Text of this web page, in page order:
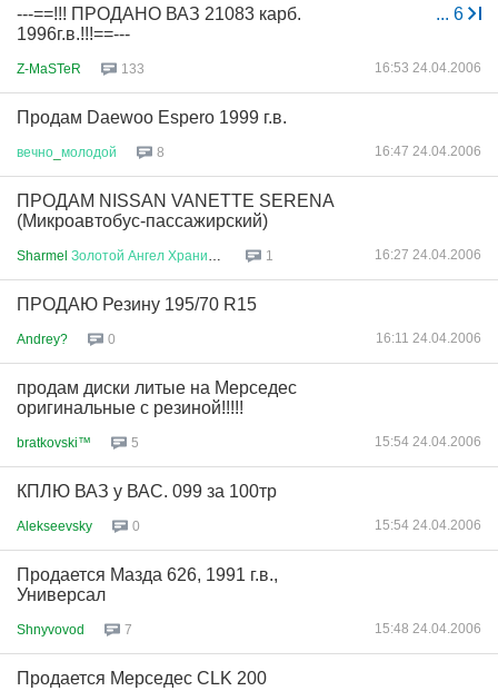
... 6
---==!!! ПРОДАНО ВАЗ 21083 карб.
1996г.в.!!!==---
Z-MaSTeR 133 16:53 24.04.2006
Продам Daewoo Espero 1999 г.в.
вечно молодой 8 16:47 24.04.2006
ПРОДАМ NISSAN VANETTE SERENA
(Микроавтобус-пассажирский)
Sharmel Золотой Ангел Хранител 1 16:27 24.04.2006
ПРОДАЮ Резину 195/70 R15
Andrey? 0 16:11 24.04.2006
продам диски литые на Мерседес
оригинальные с резиной!!!!!
bratkovski™ 5 15:54 24.04.2006
КПЛЮ ВАЗ у ВАС. 099 за 100тр
Alekseevsky 0 15:54 24.04.2006
Продается Мазда 626, 1991 г.в.,
Универсал
Shnyvovod 7 15:48 24.04.2006
Продается Мерседес CLK 200